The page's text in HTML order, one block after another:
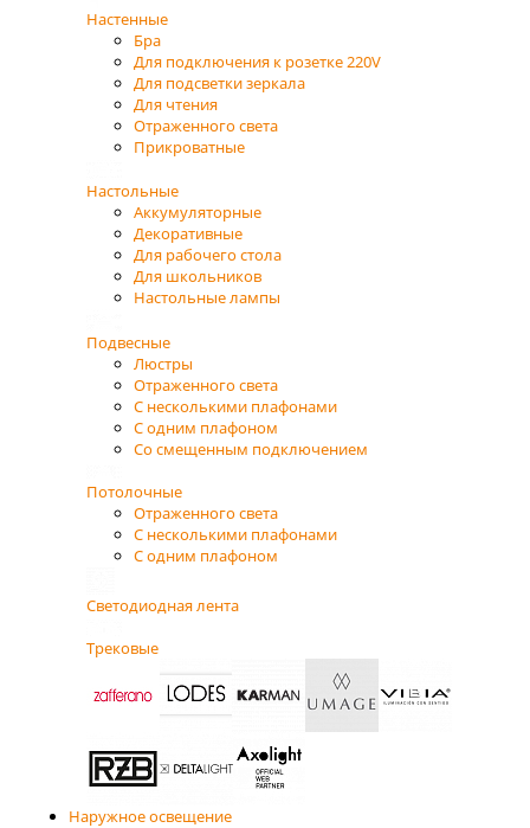
Настенные
Бра
Для подключения к розетке 220V
Для подсветки зеркала
Для чтения
Отраженного света
Прикроватные
Настольные
Аккумуляторные
Декоративные
Для рабочего стола
Для школьников
Настольные лампы
Подвесные
Люстры
Отраженного света
С несколькими плафонами
С одним плафоном
Со смещенным подключением
Потолочные
Отраженного света
С несколькими плафонами
С одним плафоном
Светодиодная лента
Трековые
Наружное освещение